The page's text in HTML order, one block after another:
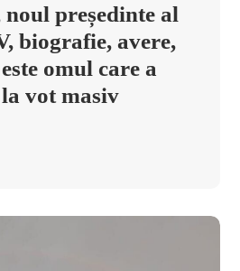
președinte al
biografie, avere,
omul care a
vot masiv